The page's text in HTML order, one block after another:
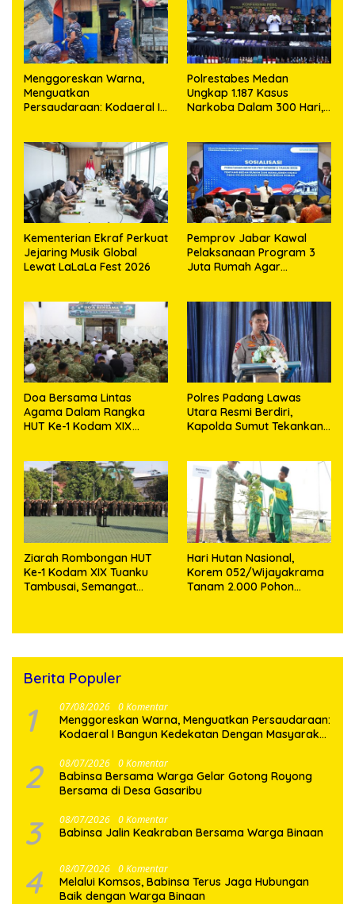
‎Menggoreskan Warna,
Menguatkan
Persaudaraan: Kodaeral I
Pesisir
Polrestabes Medan
Ungkap 1.187 Kasus
Narkoba Dalam 300 Hari,
Kementerian Ekraf Perkuat
Jejaring Musik Global
Lewat LaLaLa Fest 2026
Pemprov Jabar Kawal
Pelaksanaan Program 3
Juta Rumah Agar
Doa Bersama Lintas
Agama Dalam Rangka
HUT Ke-1 Kodam XIX
Polres Padang Lawas
Utara Resmi Berdiri,
Kapolda Sumut Tekankan
Ziarah Rombongan HUT
Ke-1 Kodam XIX Tuanku
Tambusai, Semangat
Hari Hutan Nasional,
Korem 052/Wijayakrama
Tanam 2.000 Pohon
Berita Populer
1 07/08/2026 0 Komentar
‎Menggoreskan Warna, Menguatkan Persaudaraan:
Kodaeral I Bangun Kedekatan Dengan Masyarakat
2 08/07/2026 0 Komentar
Babinsa Bersama Warga Gelar Gotong Royong
Bersama di Desa Gasaribu
3 08/07/2026 0 Komentar
Babinsa Jalin Keakraban Bersama Warga Binaan
4 08/07/2026 0 Komentar
Melalui Komsos, Babinsa Terus Jaga Hubungan
Baik dengan Warga Binaan